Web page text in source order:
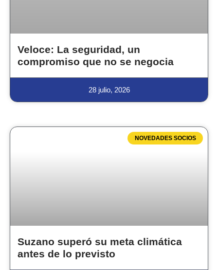
Veloce: La seguridad, un
compromiso que no se negocia
28 julio, 2026
NOVEDADES SOCIOS
Suzano superó su meta climática
antes de lo previsto